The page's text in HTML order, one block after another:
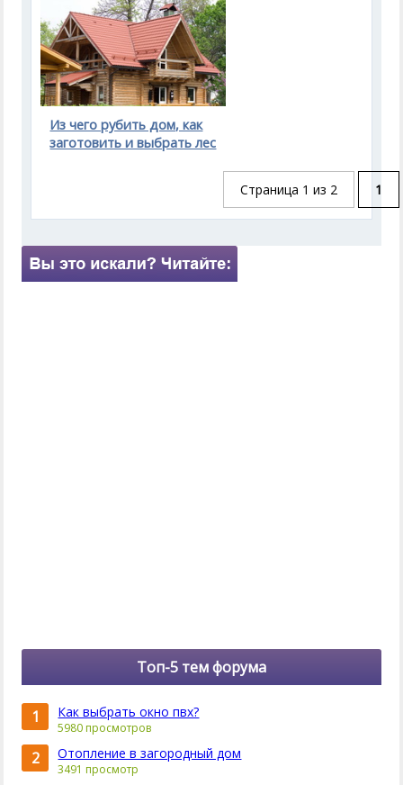
Из чего рубить дом, как
заготовить и выбрать лес
Страница 1 из 2 1
Топ-5 тем форума
1 Как выбрать окно пвх?
5980 просмотров
2 Отопление в загородный дом
3491 просмотр